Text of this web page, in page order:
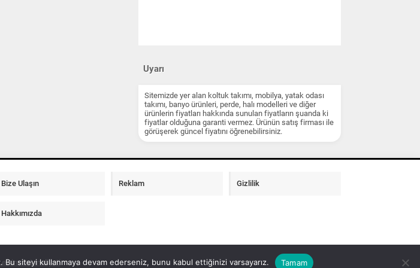
Uyarı
Sitemizde yer alan koltuk takımı, mobilya, yatak odası
takımı, banyo ürünleri, perde, halı modelleri ve diğer
ürünlerin fiyatları hakkında sunulan fiyatların şuanda ki
fiyatlar olduğuna garanti vermez. Ürünün satış firması ile
görüşerek güncel fiyatını öğrenebilirsiniz.
Bize Ulaşın Reklam Gizlilik
Hakkımızda
ev insaat maliyeti
siteyi kullanmaya devam ederseniz, bunu kabul ettiğinizi varsayarız. Tamam